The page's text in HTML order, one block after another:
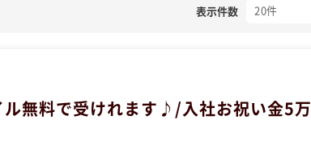
表示件数
ル無料で受けれます♪/入社お祝い金5万